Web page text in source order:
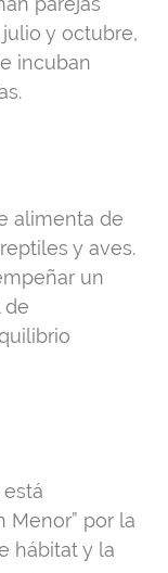
y octubre,
incuban
y aves.
un
de
por la
hábitat y la
amenazas